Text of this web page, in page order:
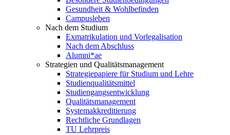
Gesundheit & Wohlbefinden
Campusleben
Nach dem Studium
Exmatrikulation und Vorlegalisation
Nach dem Abschluss
Alumni*ae
Strategien und Qualitätsmanagement
Strategiepapiere für Studium und Lehre
Studienqualitätsmittel
Studiengangsentwicklung
Qualitätsmanagement
Systemakkreditierung
Rechtliche Grundlagen
TU Lehrpreis